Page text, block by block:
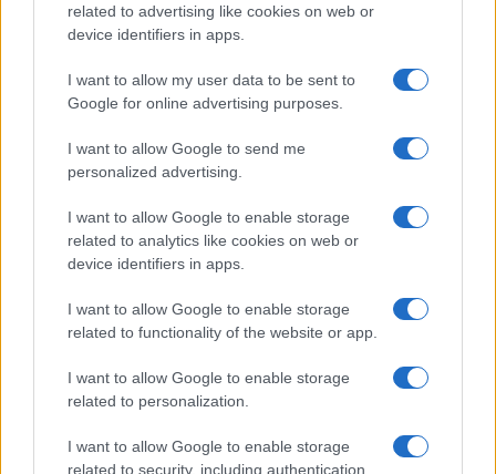
related to advertising like cookies on web or
device identifiers in apps.
I want to allow my user data to be sent to
Google for online advertising purposes.
I want to allow Google to send me
personalized advertising.
I want to allow Google to enable storage
related to analytics like cookies on web or
device identifiers in apps.
I want to allow Google to enable storage
related to functionality of the website or app.
I want to allow Google to enable storage
related to personalization.
I want to allow Google to enable storage
related to security, including authentication
Notizie in tempo reale?
Entra nel canale telegram di
GalluraOggi.it
Ricevi le nostre ultime news
daGoogle News
F
a
T
w
Pi
n
W
h h